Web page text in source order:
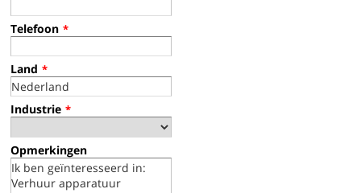
Telefoon *
Land *
Industrie *
Opmerkingen